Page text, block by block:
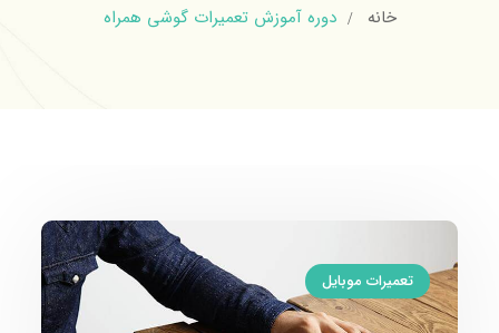
خانه دوره آموزش تعمیرات گوشی همراه
تعمیرات موبایل